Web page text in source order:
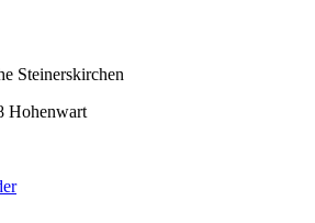
Steinerskirchen
Hohenwart